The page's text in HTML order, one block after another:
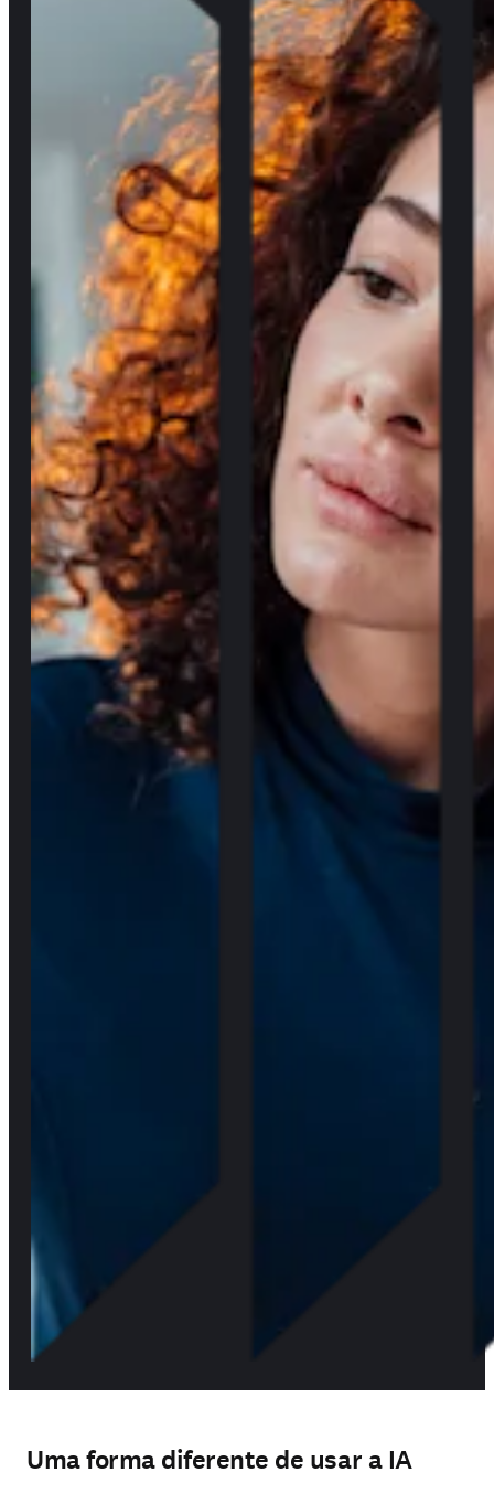
Uma forma diferente de usar a IA